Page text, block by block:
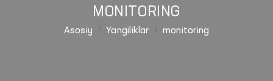
MONITORING
Asosiy Yangiliklar monitoring